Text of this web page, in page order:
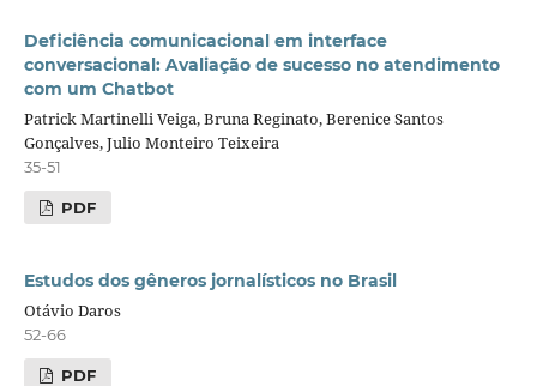
Deficiência comunicacional em interface
conversacional: Avaliação de sucesso no atendimento
com um Chatbot
Patrick Martinelli Veiga, Bruna Reginato, Berenice Santos
Gonçalves, Julio Monteiro Teixeira
35-51
PDF
Estudos dos gêneros jornalísticos no Brasil
Otávio Daros
52-66
PDF